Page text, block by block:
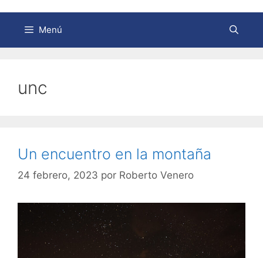
Menú
unc
Un encuentro en la montaña
24 febrero, 2023 por Roberto Venero